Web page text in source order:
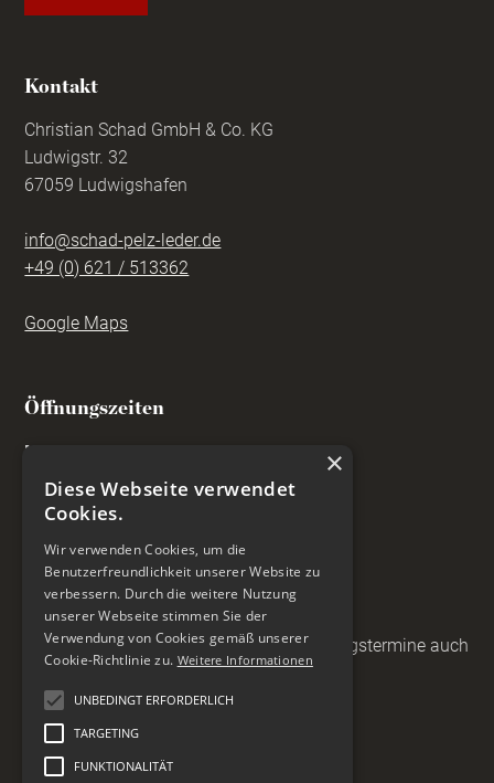
Kontakt
Christian Schad GmbH & Co. KG
Ludwigstr. 32
67059 Ludwigshafen
info@schad-pelz-leder.de
+49 (0) 621 / 513362
Google Maps
Öffnungszeiten
Montag - Donnerstag
10:00 Uhr bis 17:30 Uhr
Freitag
Samstag
geschlossen
gerne vereinbaren wir persönliche Beratungstermine auch
×
Diese Webseite verwendet
Cookies.
Wir verwenden Cookies, um die
Benutzerfreundlichkeit unserer Website zu
verbessern. Durch die weitere Nutzung
unserer Webseite stimmen Sie der
Verwendung von Cookies gemäß unserer
Cookie-Richtlinie zu. Weitere Informationen
UNBEDINGT ERFORDERLICH
TARGETING
FUNKTIONALITÄT